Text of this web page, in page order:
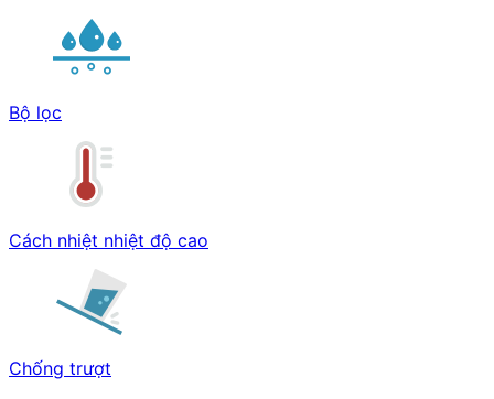
Bộ lọc
Cách nhiệt nhiệt độ cao
Chống trượt